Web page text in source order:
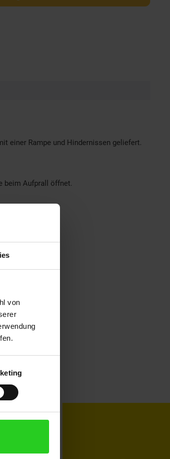
von
einer Rampe und Hindernissen geliefert.
beim Aufprall öffnet.
Karriere